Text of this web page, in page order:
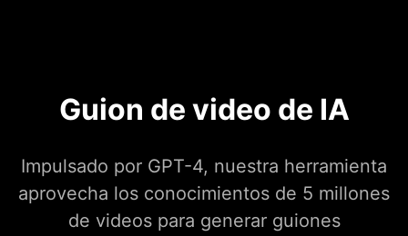
Guion de video de IA
Impulsado por GPT-4, nuestra herramienta
aprovecha los conocimientos de 5 millones
de videos para generar guiones